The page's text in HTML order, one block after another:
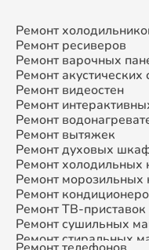
Ремонт
Ремонт ресиверов
Ремонт варочных
Ремонт акустических
Ремонт видеостен
Ремонт
Ремонт
Ремонт вытяжек
Ремонт духовых
Ремонт холодильных
Ремонт морозильных
Ремонт
Ремонт ТВ-приставок
Ремонт сушильных
Ремонт стиральных